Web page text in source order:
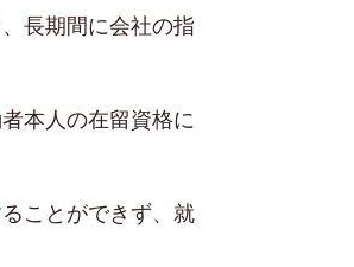
長期間に会社の指
本人の在留資格に
ことができず、就